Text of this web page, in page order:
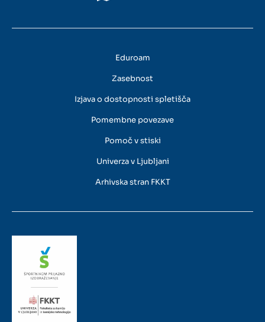
Eduroam
Zasebnost
Izjava o dostopnosti spletišča
Pomembne povezave
Pomoč v stiski
Univerza v Ljubljani
Arhivska stran FKKT